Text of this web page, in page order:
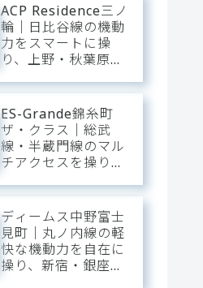
ACP Residence三ノ
輪｜日比谷線の機動
力をスマートに操
り、上野・秋葉原・
三ノ輪の「味わい深
い情緒」を普段使い
にし、静穏な私域に
寛ぐアーバン・ベー
ス。
ES-Grande錦糸町
ザ・クラス｜総武
線・半蔵門線のマル
チアクセスを操り、
へ一直線。錦糸町の
「先進インフラ」を
普段使いにし、静穏
な私域に寛ぐアーバ
ン・ベース。
ディームス中野富士
見町｜丸ノ内線の軽
快な機動力を自在に
操り、新宿・銀座・